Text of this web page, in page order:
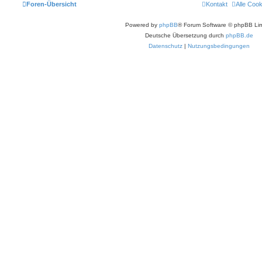
Foren-Übersicht Alle
Kontakt
Powered by phpBB® Forum Software © phpBB
Deutsche Übersetzung durch phpBB.de
Datenschutz | Nutzungsbedingungen